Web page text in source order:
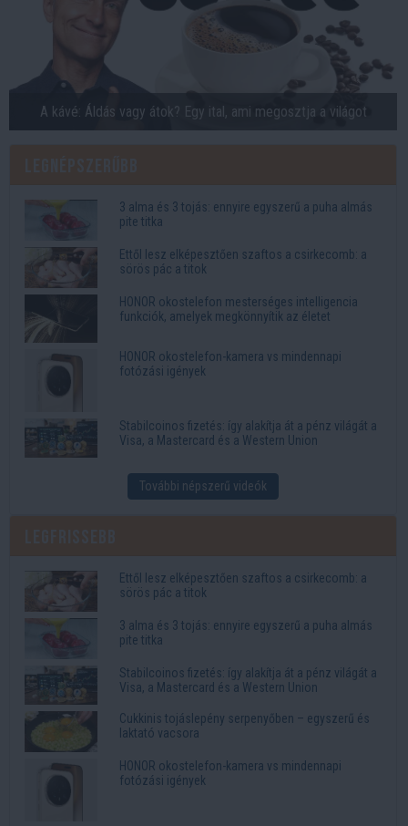
A kávé: Áldás vagy átok? Egy ital, ami megosztja a világot
3 alma és 3 tojás: ennyire egyszerű a puha almás
pite titka
Ettől lesz elképesztően szaftos a csirkecomb: a
sörös pác a titok
HONOR okostelefon mesterséges intelligencia
funkciók, amelyek megkönnyítik az életet
HONOR okostelefon-kamera vs mindennapi
fotózási igények
Stabilcoinos fizetés: így alakítja át a pénz világát a
Visa, a Mastercard és a Western Union
További népszerű videók
Ettől lesz elképesztően szaftos a csirkecomb: a
sörös pác a titok
3 alma és 3 tojás: ennyire egyszerű a puha almás
pite titka
Stabilcoinos fizetés: így alakítja át a pénz világát a
Visa, a Mastercard és a Western Union
Cukkinis tojáslepény serpenyőben – egyszerű és
laktató vacsora
HONOR okostelefon-kamera vs mindennapi
fotózási igények